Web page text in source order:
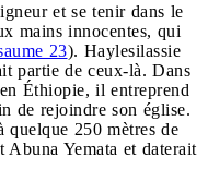
et se tenir dans le
mains innocentes, qui
23). Haylesilassie
partie de ceux-là. Dans
Éthiopie, il entreprend
de rejoindre son église.
quelque 250 mètres de
Abuna Yemata et daterait